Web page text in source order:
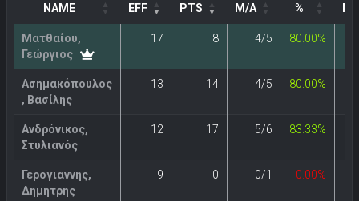
NAME EFF PTS M/A % M/
Ματθαίου,
Γεώργιος
17 8 4/5 80.00%
Ασημακόπουλος
, Βασίλης
13 14 4/5 80.00%
Ανδρόνικος,
Στυλιανός
12 17 5/6 83.33%
Γερογιαννης,
Δημητρης
9 0 0/1 0.00%